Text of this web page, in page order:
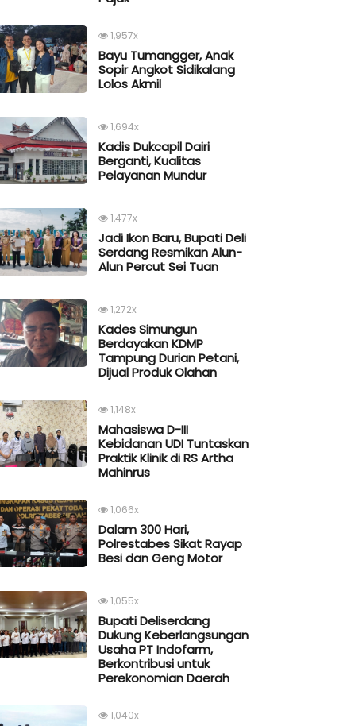
1,957x
Bayu Tumangger, Anak
Sopir Angkot Sidikalang
Lolos Akmil
1,694x
Kadis Dukcapil Dairi
Berganti, Kualitas
Pelayanan Mundur
1,477x
Jadi Ikon Baru, Bupati Deli
Serdang Resmikan Alun-
Alun Percut Sei Tuan
1,272x
Kades Simungun
Berdayakan KDMP
Tampung Durian Petani,
Dijual Produk Olahan
1,148x
Mahasiswa D-III
Kebidanan UDI Tuntaskan
Praktik Klinik di RS Artha
Mahinrus
1,066x
Dalam 300 Hari,
Polrestabes Sikat Rayap
Besi dan Geng Motor
1,055x
Bupati Deliserdang
Dukung Keberlangsungan
Usaha PT Indofarm,
Berkontribusi untuk
Perekonomian Daerah
1,040x